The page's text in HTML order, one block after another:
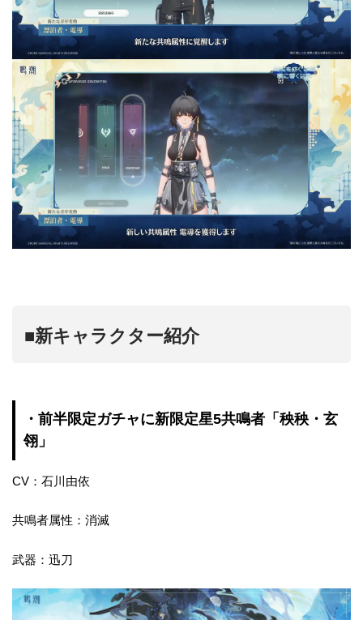
■新キャラクター紹介
・前半限定ガチャに新限定星5共鳴者「秧秧・玄
翎」
CV：石川由依
共鳴者属性：消滅
武器：迅刀